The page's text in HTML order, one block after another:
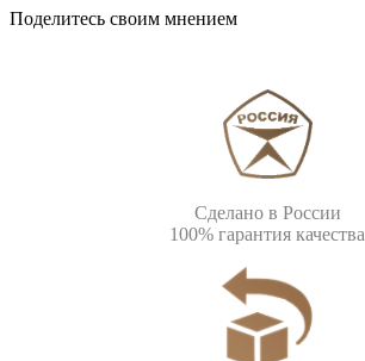
Поделитесь своим мнением
Сделано в России
100% гарантия качества